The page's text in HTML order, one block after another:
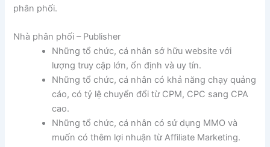
phân phối.
Nhà phân phối – Publisher
Những tổ chức, cá nhân sở hữu website với
lượng truy cập lớn, ổn định và uy tín.
Những tổ chức, cá nhân có khả năng chạy quảng
cáo, có tỷ lệ chuyển đổi từ CPM, CPC sang CPA
cao.
Những tổ chức, cá nhân có sử dụng MMO và
muốn có thêm lợi nhuận từ Affiliate Marketing.